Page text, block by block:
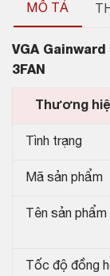
MÔ TẢ
VGA Gainward
3FAN
Thương
Tình trạng
Mã sản phẩm
Tên sản phẩm
Tốc độ đồng